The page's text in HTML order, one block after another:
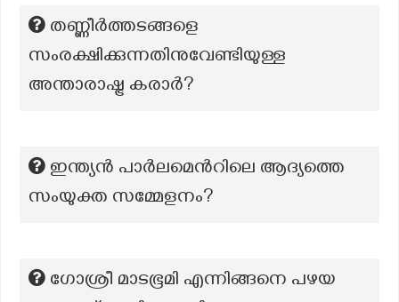
തണ്ണീര്‍ത്തടങ്ങളെ
സംരക്ഷിക്കുന്നതിനുവേണ്ടിയുള്ള
അന്താരാഷ്ട്ര കരാര്‍?
ഇന്ത്യൻ പാർലമെൻറിലെ ആദ്യത്തെ
സംയുക്ത സമ്മേളനം?
ഗോശ്രീ മാടഭൂമി എന്നിങ്ങനെ പഴയ